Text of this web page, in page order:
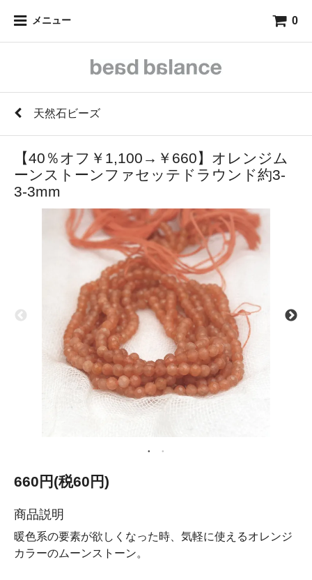
メニュー 0
天然石ビーズ
【40％オフ￥1,100→￥660】オレンジム
ーンストーンファセッテドラウンド約3-
3-3mm
660円(税60円)
商品説明
暖色系の要素が欲しくなった時、気軽に使えるオレンジ
カラーのムーンストーン。